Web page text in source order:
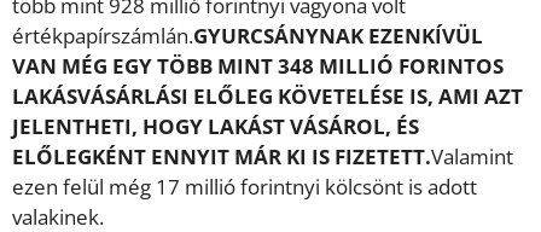
értékpapírszámlán.GYURCSÁNYNAK EZENKÍVÜL
VAN MÉG EGY TÖBB MINT 348 MILLIÓ FORINTOS
LAKÁSVÁSÁRLÁSI ELŐLEG KÖVETELÉSE IS, AMI AZT
JELENTHETI, HOGY LAKÁST VÁSÁROL, ÉS
ELŐLEGKÉNT ENNYIT MÁR KI IS FIZETETT.Valamint
ezen felül még 17 millió forintnyi kölcsönt is adott
valakinek.